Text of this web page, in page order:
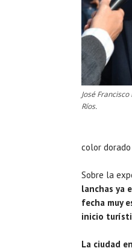
José
Ríos.
color
Sobre la
lanchas ya
fecha muy
inicio
La ciudad